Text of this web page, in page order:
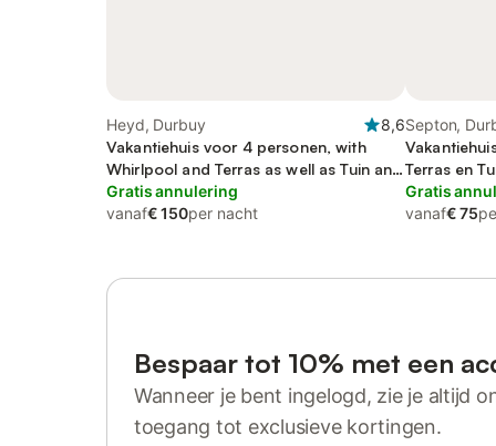
Heyd, Durbuy
8,6
Vakantiehuis voor 4 personen, with
Whirlpool and Terras as well as Tuin and
Sauna
Gratis annulering
vanaf€ 150per nacht
Septon,
Terras en
Gratis
vanaf€ 75
Bespaar tot 10% met een
Wanneer je bent ingelogd, zie je altijd
toegang tot exclusieve kortingen.